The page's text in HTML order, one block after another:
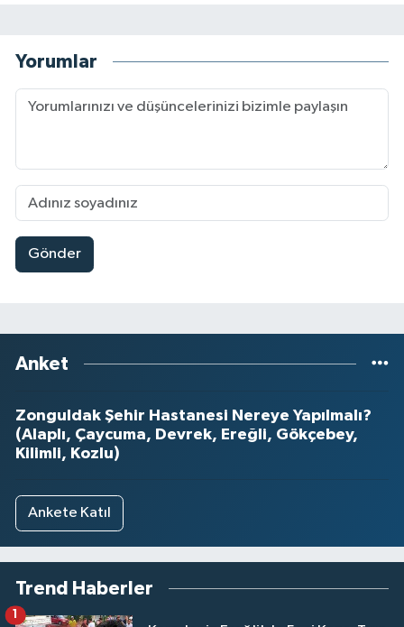
Yorumlar
Gönder
Anket
Zonguldak Şehir Hastanesi Nereye Yapılmalı?
(Alaplı, Çaycuma, Devrek, Ereğli, Gökçebey,
Kilimli, Kozlu)
Ankete Katıl
Trend Haberler
1